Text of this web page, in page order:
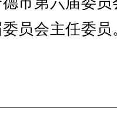
员会主任委员